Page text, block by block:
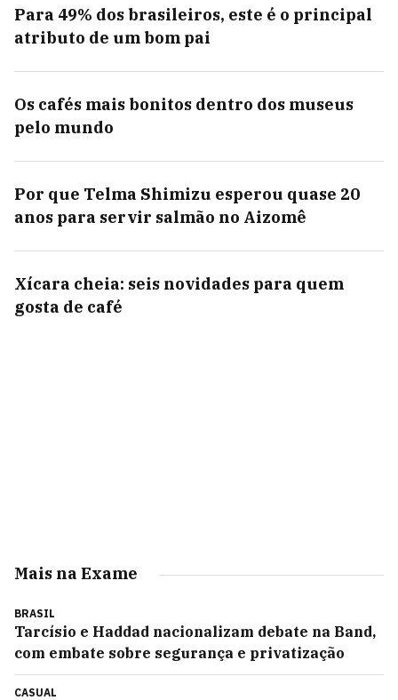
Para 49% dos brasileiros, este é o principal
atributo de um bom pai
Os cafés mais bonitos dentro dos museus
pelo mundo
Por que Telma Shimizu esperou quase 20
anos para servir salmão no Aizomê
Xícara cheia: seis novidades para quem
gosta de café
Mais na Exame
BRASIL
Tarcísio e Haddad nacionalizam debate na Band,
com embate sobre segurança e privatização
CASUAL